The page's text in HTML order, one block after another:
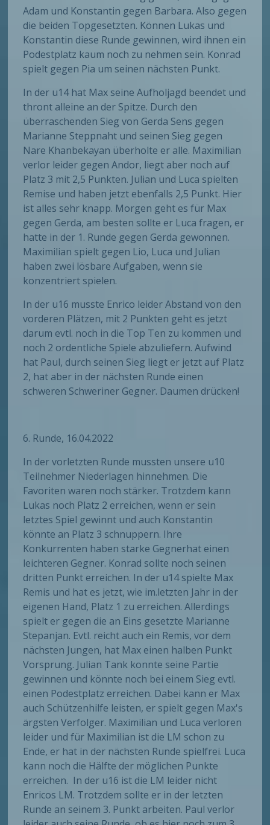
Adam und Konstantin gegen Barbara. Also gegen
die beiden Topgesetzten. Können Lukas und
Konstantin diese Runde gewinnen, wird ihnen ein
Podestplatz kaum noch zu nehmen sein. Konrad
spielt gegen Pia um seinen nächsten Punkt.
In der u14 hat Max seine Aufholjagd beendet und
thront alleine an der Spitze. Durch den
überraschenden Sieg von Gerda Sens gegen
Marianne Steppnaht und seinen Sieg gegen
Nare Khanbekayan überholte er alle. Maximilian
verlor leider gegen Andor, liegt aber noch auf
Platz 3 mit 2,5 Punkten. Julian und Luca spielten
Remise und haben jetzt ebenfalls 2,5 Punkt. Hier
ist alles sehr knapp. Morgen geht es für Max
gegen Gerda, am besten sollte er Luca fragen, er
hatte in der 1. Runde gegen Gerda gewonnen.
Maximilian spielt gegen Lio, Luca und Julian
haben zwei lösbare Aufgaben, wenn sie
konzentriert spielen.
In der u16 musste Enrico leider Abstand von den
vorderen Plätzen, mit 2 Punkten geht es jetzt
darum evtl. noch in die Top Ten zu kommen und
noch 2 ordentliche Spiele abzuliefern. Aufwind
hat Paul, durch seinen Sieg liegt er jetzt auf Platz
2, hat aber in der nächsten Runde einen
schweren Schweriner Gegner. Daumen drücken!
6. Runde, 16.04.2022
In der vorletzten Runde mussten unsere u10
Teilnehmer Niederlagen hinnehmen. Die
Favoriten waren noch stärker. Trotzdem kann
Lukas noch Platz 2 erreichen, wenn er sein
letztes Spiel gewinnt und auch Konstantin
könnte an Platz 3 schnuppern. Ihre
Konkurrenten haben starke Gegnerhat einen
leichteren Gegner. Konrad sollte noch seinen
dritten Punkt erreichen. In der u14 spielte Max
Remis und hat es jetzt, wie im.letzten Jahr in der
eigenen Hand, Platz 1 zu erreichen. Allerdings
spielt er gegen die an Eins gesetzte Marianne
Stepanjan. Evtl. reicht auch ein Remis, vor dem
nächsten Jungen, hat Max einen halben Punkt
Vorsprung. Julian Tank konnte seine Partie
gewinnen und könnte noch bei einem Sieg evtl.
einen Podestplatz erreichen. Dabei kann er Max
auch Schützenhilfe leisten, er spielt gegen Max's
ärgsten Verfolger. Maximilian und Luca verloren
leider und für Maximilian ist die LM schon zu
Ende, er hat in der nächsten Runde spielfrei. Luca
kann noch die Hälfte der möglichen Punkte
erreichen. In der u16 ist die LM leider nicht
Enricos LM. Trotzdem sollte er in der letzten
Runde an seinem 3. Punkt arbeiten. Paul verlor